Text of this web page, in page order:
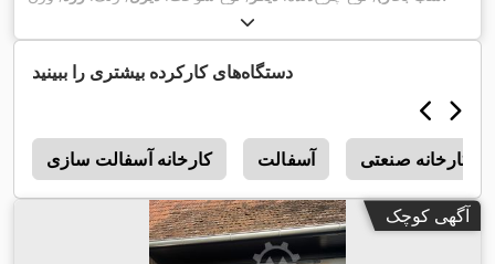
, ثبت‌نام اولیه:
کابین راننده:دیگر ,
دستگاه‌های کارکرده بیشتری را ببینید
کارخانه آسفالت سازی آسفالت کارخانه صنعتی
آگهی کوچک